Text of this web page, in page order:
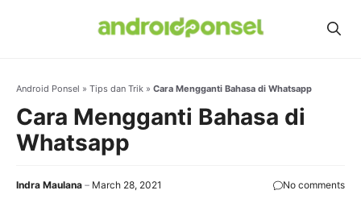
Android Ponsel » Tips dan Trik » Cara Mengganti Bahasa di Whatsapp
Cara Mengganti Bahasa di
Whatsapp
Indra Maulana March 28, 2021 No comments